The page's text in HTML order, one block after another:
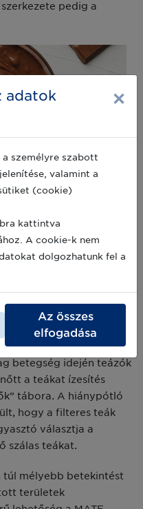
pedig a
fontos szempont a
jutott meglepő
Amikor ugyanis
felületét
díszítette, a bírálók 80
a tea jelenlegi hazai
megállapította, az
a tea
betegség idején teázók
a teákat ízesítés
tábora. A hiánypótló
hogy a filteres teák
választja a
szálas teákat.
túl mélyebb betekintést
területek
adatok
×
a személyre szabott
valamint a
(cookie)
kattintva
A cookie-k nem
dolgozhatunk fel a
Az összes
elfogadása